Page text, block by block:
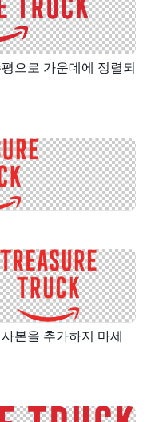
으로 가운데에 정렬되
본을 추가하지 마세